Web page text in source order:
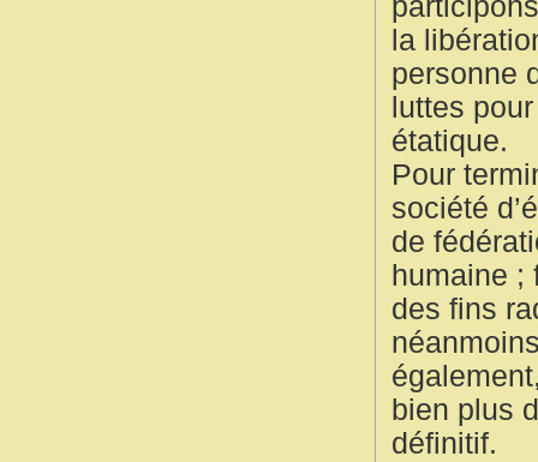
la
personne
luttes
étatique.
Pour
société
de
humaine ;
des fins
bien plus
définitif.